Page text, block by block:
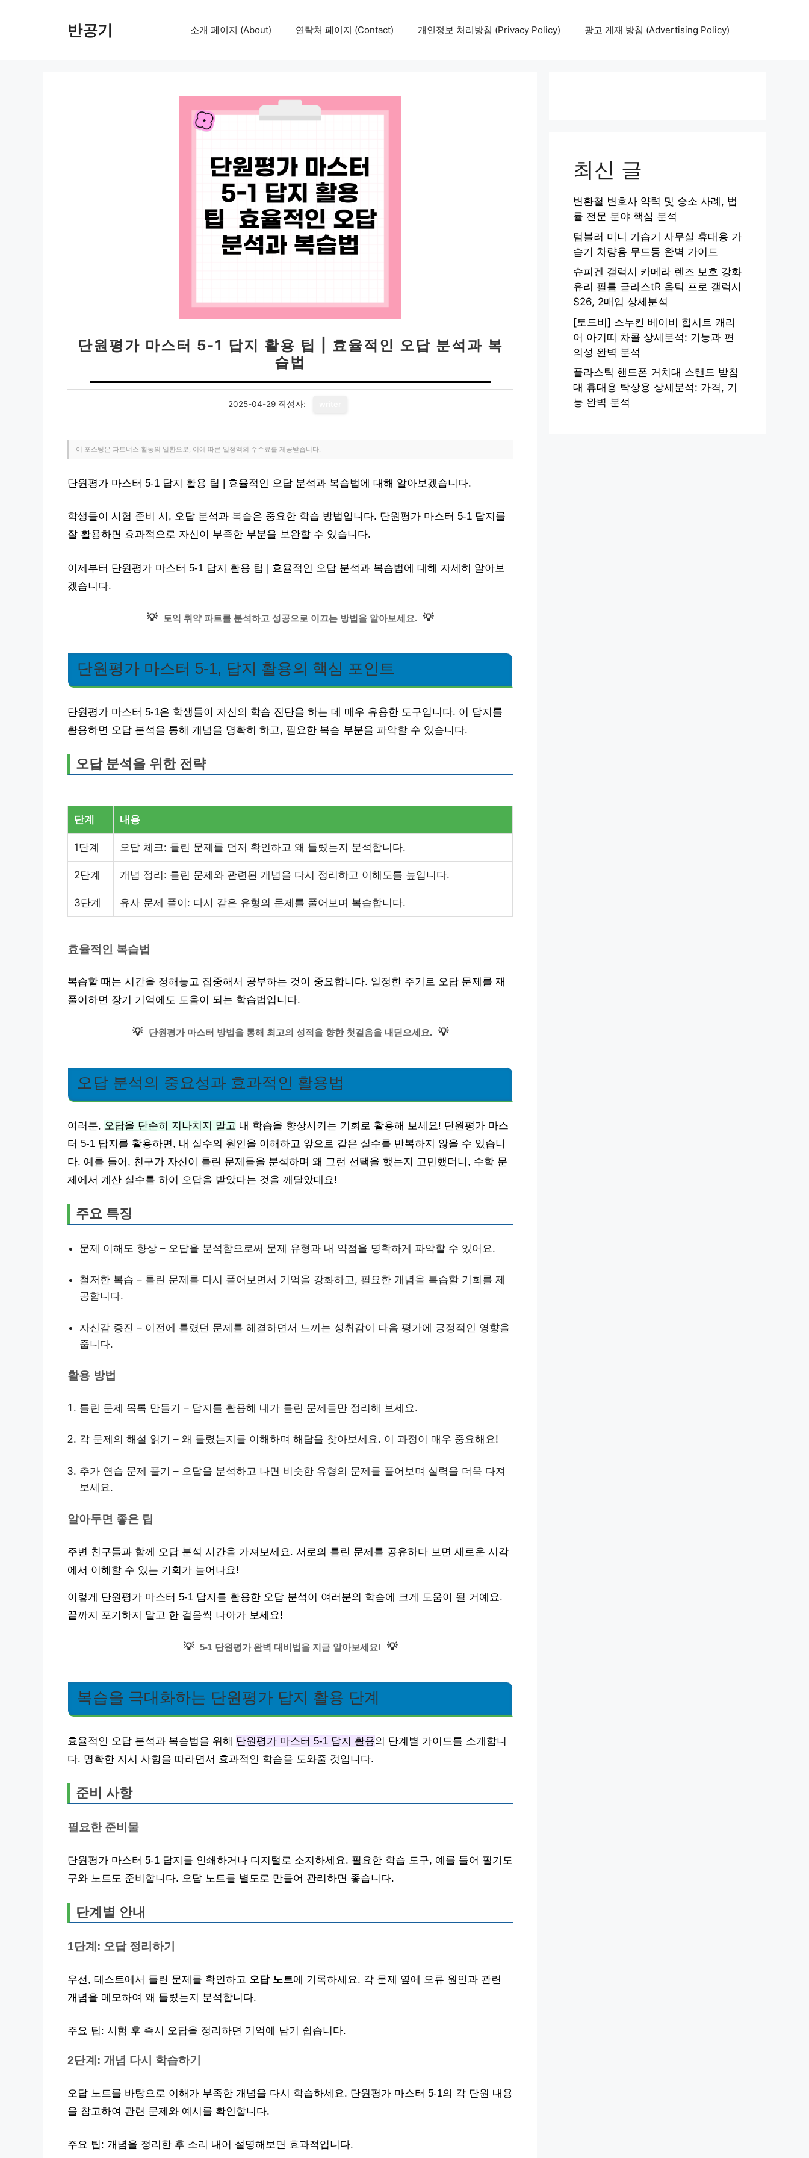
반공기 소개 페이지 (About) 연락처 페이지 (Contact) 개인정보 처리방침 (Privacy Policy) 광고 게재 방침 (Advertising Policy)
단원평가 마스터 5-1 답지 활용 팁 | 효율적인 오답 분석과 복
습법
2025-04-29 작성자:
이 포스팅은 파트너스 활동의 일환으로, 이에 따른 일정액의 수수료를 제공받습니다.
단원평가 마스터 5-1 답지 활용 팁 | 효율적인 오답 분석과 복습법에 대해 알아보겠습니다.
학생들이 시험 준비 시, 오답 분석과 복습은 중요한 학습 방법입니다. 단원평가 마스터 5-1 답지를
잘 활용하면 효과적으로 자신이 부족한 부분을 보완할 수 있습니다.
이제부터 단원평가 마스터 5-1 답지 활용 팁 | 효율적인 오답 분석과 복습법에 대해 자세히 알아보
겠습니다.
💡 토익 취약 파트를 분석하고 성공으로 이끄는 방법을 알아보세요. 💡
단원평가 마스터 5-1, 답지 활용의 핵심 포인트
단원평가 마스터 5-1은 학생들이 자신의 학습 진단을 하는 데 매우 유용한 도구입니다. 이 답지를
활용하면 오답 분석을 통해 개념을 명확히 하고, 필요한 복습 부분을 파악할 수 있습니다.
오답 분석을 위한 전략
단계 내용
1단계 오답 체크: 틀린 문제를 먼저 확인하고 왜 틀렸는지 분석합니다.
2단계 개념 정리: 틀린 문제와 관련된 개념을 다시 정리하고 이해도를 높입니다.
3단계 유사 문제 풀이: 다시 같은 유형의 문제를 풀어보며 복습합니다.
효율적인 복습법
복습할 때는 시간을 정해놓고 집중해서 공부하는 것이 중요합니다. 일정한 주기로 오답 문제를 재
풀이하면 장기 기억에도 도움이 되는 학습법입니다.
💡 단원평가 마스터 방법을 통해 최고의 성적을 향한 첫걸음을 내딛으세요. 💡
오답 분석의 중요성과 효과적인 활용법
여러분, 오답을 단순히 지나치지 말고 내 학습을 향상시키는 기회로 활용해 보세요! 단원평가 마스
터 5-1 답지를 활용하면, 내 실수의 원인을 이해하고 앞으로 같은 실수를 반복하지 않을 수 있습니
다. 예를 들어, 친구가 자신이 틀린 문제들을 분석하며 왜 그런 선택을 했는지 고민했더니, 수학 문
제에서 계산 실수를 하여 오답을 받았다는 것을 깨달았대요!
주요 특징
문제 이해도 향상 – 오답을 분석함으로써 문제 유형과 내 약점을 명확하게 파악할 수 있어요.
철저한 복습 – 틀린 문제를 다시 풀어보면서 기억을 강화하고, 필요한 개념을 복습할 기회를 제
공합니다.
자신감 증진 – 이전에 틀렸던 문제를 해결하면서 느끼는 성취감이 다음 평가에 긍정적인 영향을
줍니다.
활용 방법
틀린 문제 목록 만들기 – 답지를 활용해 내가 틀린 문제들만 정리해 보세요.
각 문제의 해설 읽기 – 왜 틀렸는지를 이해하며 해답을 찾아보세요. 이 과정이 매우 중요해요!
추가 연습 문제 풀기 – 오답을 분석하고 나면 비슷한 유형의 문제를 풀어보며 실력을 더욱 다져
보세요.
알아두면 좋은 팁
주변 친구들과 함께 오답 분석 시간을 가져보세요. 서로의 틀린 문제를 공유하다 보면 새로운 시각
에서 이해할 수 있는 기회가 늘어나요!
이렇게 단원평가 마스터 5-1 답지를 활용한 오답 분석이 여러분의 학습에 크게 도움이 될 거예요.
끝까지 포기하지 말고 한 걸음씩 나아가 보세요!
💡 5-1 단원평가 완벽 대비법을 지금 알아보세요! 💡
복습을 극대화하는 단원평가 답지 활용 단계
효율적인 오답 분석과 복습법을 위해 단원평가 마스터 5-1 답지 활용의 단계별 가이드를 소개합니
다. 명확한 지시 사항을 따라면서 효과적인 학습을 도와줄 것입니다.
준비 사항
필요한 준비물
단원평가 마스터 5-1 답지를 인쇄하거나 디지털로 소지하세요. 필요한 학습 도구, 예를 들어 필기도
구와 노트도 준비합니다. 오답 노트를 별도로 만들어 관리하면 좋습니다.
단계별 안내
1단계: 오답 정리하기
우선, 테스트에서 틀린 문제를 확인하고 오답 노트에 기록하세요. 각 문제 옆에 오류 원인과 관련
개념을 메모하여 왜 틀렸는지 분석합니다.
주요 팁: 시험 후 즉시 오답을 정리하면 기억에 남기 쉽습니다.
2단계: 개념 다시 학습하기
오답 노트를 바탕으로 이해가 부족한 개념을 다시 학습하세요. 단원평가 마스터 5-1의 각 단원 내용
을 참고하여 관련 문제와 예시를 확인합니다.
주요 팁: 개념을 정리한 후 소리 내어 설명해보면 효과적입니다.
최신 글
변환철 변호사 약력 및 승소 사례, 법
률 전문 분야 핵심 분석
텀블러 미니 가습기 사무실 휴대용 가
습기 차량용 무드등 완벽 가이드
슈피겐 갤럭시 카메라 렌즈 보호 강화
유리 필름 글라스tR 옵틱 프로 갤럭시
S26, 2매입 상세분석
[토드비] 스누킨 베이비 힙시트 캐리
어 아기띠 차콜 상세분석: 기능과 편
의성 완벽 분석
플라스틱 핸드폰 거치대 스탠드 받침
대 휴대용 탁상용 상세분석: 가격, 기
능 완벽 분석